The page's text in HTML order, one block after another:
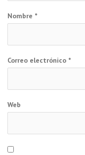
Nombre *
Correo electrónico *
Web